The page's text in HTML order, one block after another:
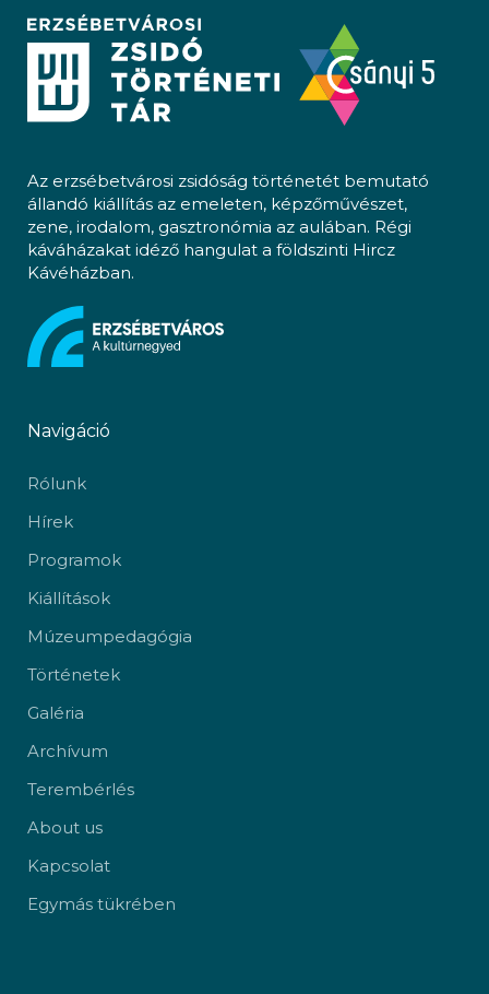
Az erzsébetvárosi zsidóság történetét bemutató
állandó kiállítás az emeleten, képzőművészet,
zene, irodalom, gasztronómia az aulában. Régi
káváházakat idéző hangulat a földszinti Hircz
Kávéházban.
Navigáció
Rólunk
Hírek
Programok
Kiállítások
Múzeumpedagógia
Történetek
Galéria
Archívum
Terembérlés
About us
Kapcsolat
Egymás tükrében